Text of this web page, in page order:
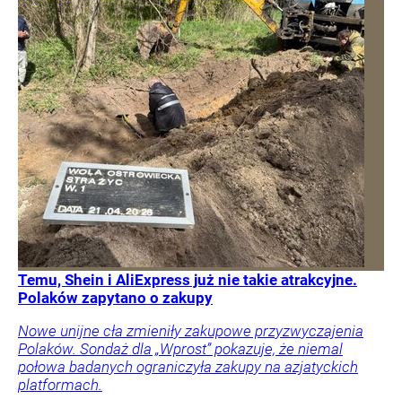
Temu, Shein i AliExpress już nie takie atrakcyjne.
Polaków zapytano o zakupy
Nowe unijne cła zmieniły zakupowe przyzwyczajenia
Polaków. Sondaż dla „Wprost” pokazuje, że niemal
połowa badanych ograniczyła zakupy na azjatyckich
platformach.